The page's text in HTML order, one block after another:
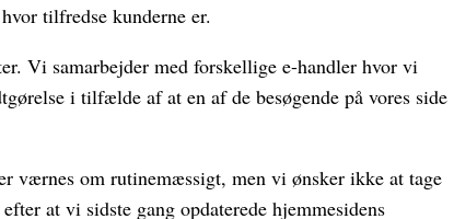
tilfredse kunderne er.
Vi samarbejder med forskellige e-handler hvor vi
i tilfælde af at en af de besøgende på vores side
værnes om rutinemæssigt, men vi ønsker ikke at tage
at vi sidste gang opdaterede hjemmesidens